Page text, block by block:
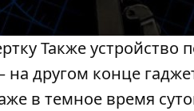
Также устройство
другом конце
в темное время